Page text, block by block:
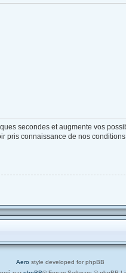
secondes et augmente vos
pris connaissance de nos
Aero style developed for phpBB